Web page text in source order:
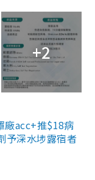
+2
廠acc+推$18病
予深水埗露宿者